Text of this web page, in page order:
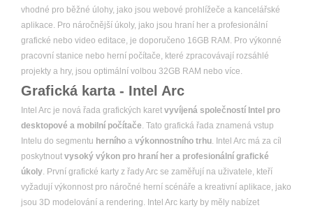
vhodné pro běžné úlohy, jako jsou webové prohlížeče a kancelářské
aplikace. Pro náročnější úkoly, jako jsou hraní her a profesionální
grafické nebo video editace, je doporučeno 16GB RAM. Pro výkonné
pracovní stanice nebo herní počítače, které zpracovávají rozsáhlé
projekty a hry, jsou optimální volbou 32GB RAM nebo více.
Grafická karta - Intel Arc
Intel Arc je nová řada grafických karet vyvíjená společností Intel pro
desktopové a mobilní počítače. Tato grafická řada znamená vstup
Intelu do segmentu herního a výkonnostního trhu. Intel Arc má za cíl
poskytnout vysoký výkon pro hraní her a profesionální grafické
úkoly. První grafické karty z řady Arc se zaměřují na uživatele, kteří
vyžadují výkonnost pro náročné herní scénáře a kreativní aplikace, jako
jsou 3D modelování a rendering. Intel Arc karty by měly nabízet